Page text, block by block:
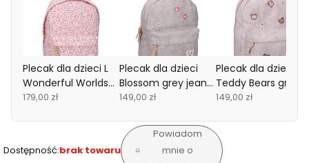
Plecak dla dzieci L
Wonderful Worlds
Pink KIDZROOM
179,00 zł
Plecak dla dzieci
Blossom grey jeans
KIDZROOM
149,00 zł
Plecak dla dzieci
Teddy Bears grey
jeans KIDZROOM
149,00 zł
Dostępność:brak towaru
Powiadom
mnie o